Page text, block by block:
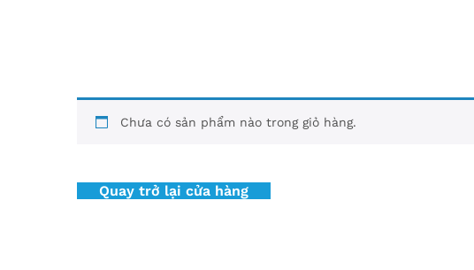
Chưa có sản phẩm nào trong giỏ hàng.
Quay trở lại cửa hàng